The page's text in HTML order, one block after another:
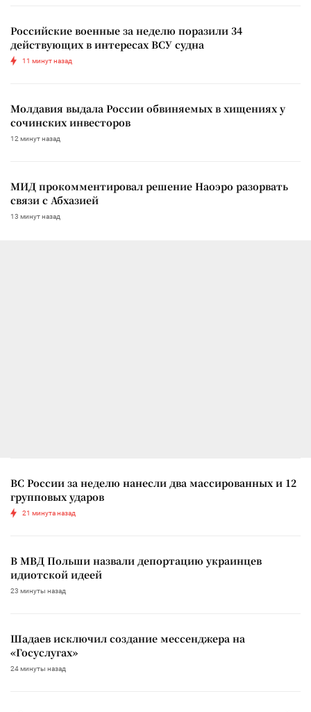
Российские военные за неделю поразили 34
действующих в интересах ВСУ судна
11 минут назад
Молдавия выдала России обвиняемых в хищениях у
сочинских инвесторов
12 минут назад
МИД прокомментировал решение Наоэро разорвать
связи с Абхазией
13 минут назад
ВС России за неделю нанесли два массированных и 12
групповых ударов
21 минута назад
В МВД Польши назвали депортацию украинцев
идиотской идеей
23 минуты назад
Шадаев исключил создание мессенджера на
«Госуслугах»
24 минуты назад